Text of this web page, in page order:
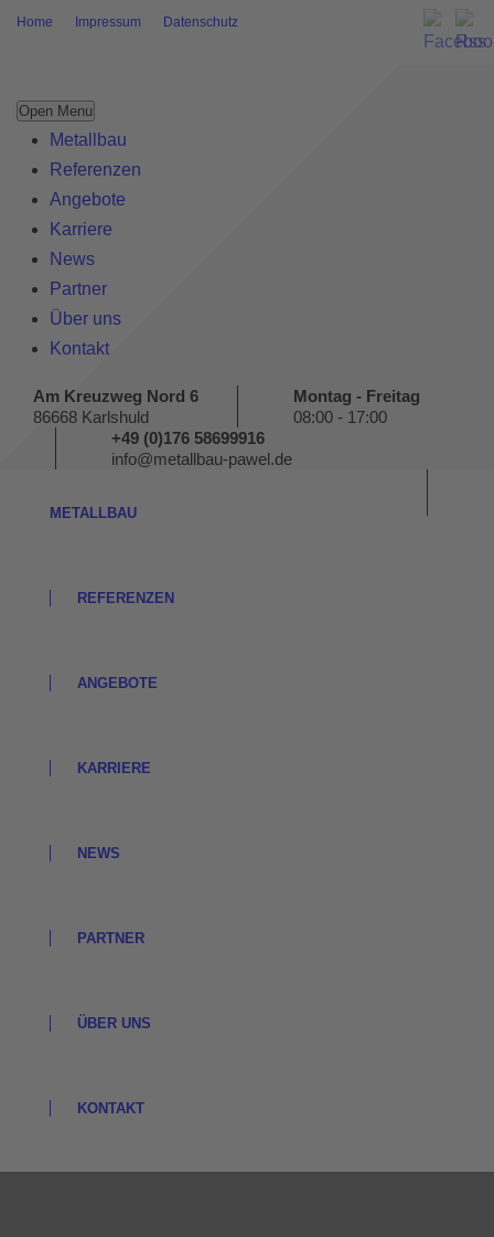
Home Impressum Datenschutz
Open Menu
Metallbau
Referenzen
Angebote
Karriere
News
Partner
Über uns
Kontakt
Am Kreuzweg Nord 6
86668 Karlshuld
Montag - Freitag
08:00 - 17:00
+49 (0)176 58699916
info@metallbau-pawel.de
METALLBAU
REFERENZEN
ANGEBOTE
KARRIERE
NEWS
PARTNER
ÜBER UNS
KONTAKT